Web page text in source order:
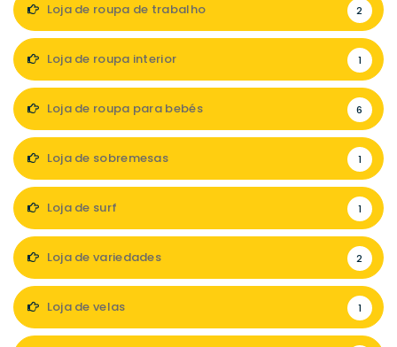
Loja de roupa de trabalho 2
Loja de roupa interior 1
Loja de roupa para bebés 6
Loja de sobremesas 1
Loja de surf 1
Loja de variedades 2
Loja de velas 1